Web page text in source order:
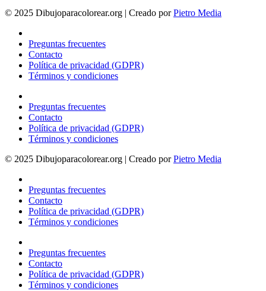
© 2025 Dibujoparacolorear.org | Creado porPietro Media
Preguntas frecuentes
Contacto
Política de privacidad (GDPR)
Términos y condiciones
Preguntas frecuentes
Contacto
Política de privacidad (GDPR)
Términos y condiciones
© 2025 Dibujoparacolorear.org | Creado porPietro Media
Preguntas frecuentes
Contacto
Política de privacidad (GDPR)
Términos y condiciones
Preguntas frecuentes
Contacto
Política de privacidad (GDPR)
Términos y condiciones